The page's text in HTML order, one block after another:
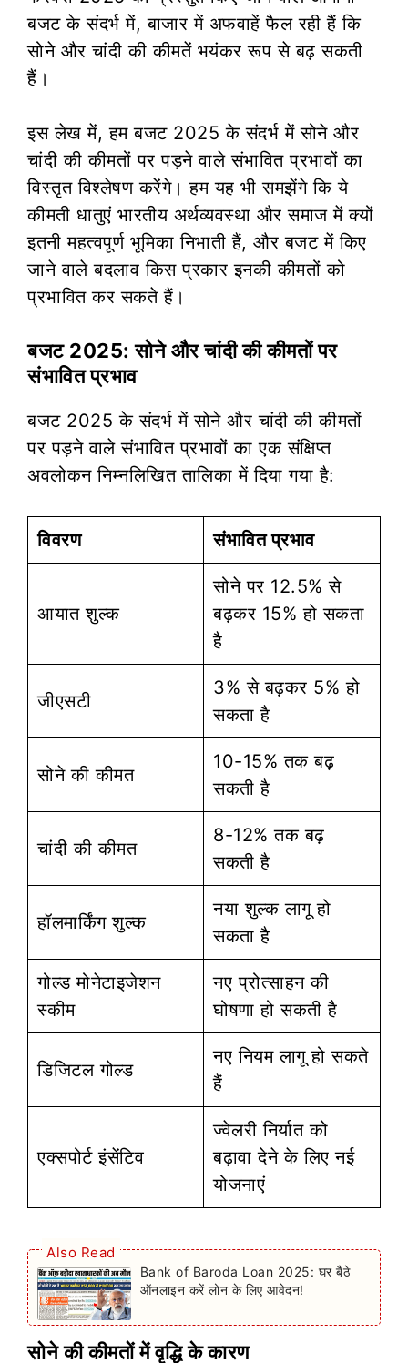
बजट के संदर्भ में, बाजार में अफवाहें फैल रही हैं कि
सोने और चांदी की कीमतें भयंकर रूप से बढ़ सकती
हैं।
इस लेख में, हम बजट 2025 के संदर्भ में सोने और
चांदी की कीमतों पर पड़ने वाले संभावित प्रभावों का
विस्तृत विश्लेषण करेंगे। हम यह भी समझेंगे कि ये
कीमती धातुएं भारतीय अर्थव्यवस्था और समाज में क्यों
इतनी महत्वपूर्ण भूमिका निभाती हैं, और बजट में किए
जाने वाले बदलाव किस प्रकार इनकी कीमतों को
प्रभावित कर सकते हैं।
बजट 2025: सोने और चांदी की कीमतों पर
संभावित प्रभाव
बजट 2025 के संदर्भ में सोने और चांदी की कीमतों
पर पड़ने वाले संभावित प्रभावों का एक संक्षिप्त
अवलोकन निम्नलिखित तालिका में दिया गया है:
विवरण संभावित प्रभाव
आयात शुल्क
सोने पर 12.5% से
बढ़कर 15% हो सकता
है
जीएसटी
3% से बढ़कर 5% हो
सकता है
सोने की कीमत
10-15% तक बढ़
सकती है
चांदी की कीमत
8-12% तक बढ़
सकती है
हॉलमार्किंग शुल्क
नया शुल्क लागू हो
सकता है
गोल्ड मोनेटाइजेशन
स्कीम
नए प्रोत्साहन की
घोषणा हो सकती है
डिजिटल गोल्ड
नए नियम लागू हो सकते
हैं
एक्सपोर्ट इंसेंटिव
ज्वेलरी निर्यात को
बढ़ावा देने के लिए नई
योजनाएं
Also Read
Bank of Baroda Loan 2025: घर बैठे
ऑनलाइन करें लोन के लिए आवेदन!
सोने की कीमतों में वृद्धि के कारण